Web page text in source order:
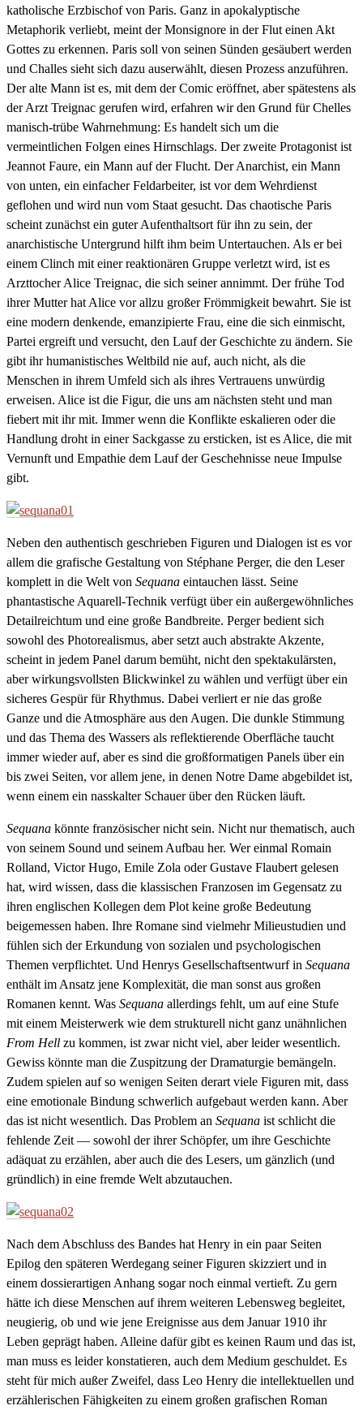
katholische Erzbischof von Paris. Ganz in apokalyptische
Metaphorik verliebt, meint der Monsignore in der Flut einen Akt
Gottes zu erkennen. Paris soll von seinen Sünden gesäubert werden
und Challes sieht sich dazu auserwählt, diesen Prozess anzuführen.
Der alte Mann ist es, mit dem der Comic eröffnet, aber spätestens als
der Arzt Treignac gerufen wird, erfahren wir den Grund für Chelles
manisch-trübe Wahrnehmung: Es handelt sich um die
vermeintlichen Folgen eines Hirnschlags. Der zweite Protagonist ist
Jeannot Faure, ein Mann auf der Flucht. Der Anarchist, ein Mann
von unten, ein einfacher Feldarbeiter, ist vor dem Wehrdienst
geflohen und wird nun vom Staat gesucht. Das chaotische Paris
scheint zunächst ein guter Aufenthaltsort für ihn zu sein, der
anarchistische Untergrund hilft ihm beim Untertauchen. Als er bei
einem Clinch mit einer reaktionären Gruppe verletzt wird, ist es
Arzttocher Alice Treignac, die sich seiner annimmt. Der frühe Tod
ihrer Mutter hat Alice vor allzu großer Frömmigkeit bewahrt. Sie ist
eine modern denkende, emanzipierte Frau, eine die sich einmischt,
Partei ergreift und versucht, den Lauf der Geschichte zu ändern. Sie
gibt ihr humanistisches Weltbild nie auf, auch nicht, als die
Menschen in ihrem Umfeld sich als ihres Vertrauens unwürdig
erweisen. Alice ist die Figur, die uns am nächsten steht und man
fiebert mit ihr mit. Immer wenn die Konflikte eskalieren oder die
Handlung droht in einer Sackgasse zu ersticken, ist es Alice, die mit
Vernunft und Empathie dem Lauf der Geschehnisse neue Impulse
gibt.
Neben den authentisch geschrieben Figuren und Dialogen ist es vor
allem die grafische Gestaltung von Stéphane Perger, die den Leser
komplett in die Welt von Sequana eintauchen lässt. Seine
phantastische Aquarell-Technik verfügt über ein außergewöhnliches
Detailreichtum und eine große Bandbreite. Perger bedient sich
sowohl des Photorealismus, aber setzt auch abstrakte Akzente,
scheint in jedem Panel darum bemüht, nicht den spektakulärsten,
aber wirkungsvollsten Blickwinkel zu wählen und verfügt über ein
sicheres Gespür für Rhythmus. Dabei verliert er nie das große
Ganze und die Atmosphäre aus den Augen. Die dunkle Stimmung
und das Thema des Wassers als reflektierende Oberfläche taucht
immer wieder auf, aber es sind die großformatigen Panels über ein
bis zwei Seiten, vor allem jene, in denen Notre Dame abgebildet ist,
wenn einem ein nasskalter Schauer über den Rücken läuft.
Sequana könnte französischer nicht sein. Nicht nur thematisch, auch
von seinem Sound und seinem Aufbau her. Wer einmal Romain
Rolland, Victor Hugo, Emile Zola oder Gustave Flaubert gelesen
hat, wird wissen, dass die klassischen Franzosen im Gegensatz zu
ihren englischen Kollegen dem Plot keine große Bedeutung
beigemessen haben. Ihre Romane sind vielmehr Milieustudien und
fühlen sich der Erkundung von sozialen und psychologischen
Themen verpflichtet. Und Henrys Gesellschaftsentwurf in Sequana
enthält im Ansatz jene Komplexität, die man sonst aus großen
Romanen kennt. Was Sequana allerdings fehlt, um auf eine Stufe
mit einem Meisterwerk wie dem strukturell nicht ganz unähnlichen
From Hell zu kommen, ist zwar nicht viel, aber leider wesentlich.
Gewiss könnte man die Zuspitzung der Dramaturgie bemängeln.
Zudem spielen auf so wenigen Seiten derart viele Figuren mit, dass
eine emotionale Bindung schwerlich aufgebaut werden kann. Aber
das ist nicht wesentlich. Das Problem an Sequana ist schlicht die
fehlende Zeit — sowohl der ihrer Schöpfer, um ihre Geschichte
adäquat zu erzählen, aber auch die des Lesers, um gänzlich (und
gründlich) in eine fremde Welt abzutauchen.
Nach dem Abschluss des Bandes hat Henry in ein paar Seiten
Epilog den späteren Werdegang seiner Figuren skizziert und in
einem dossierartigen Anhang sogar noch einmal vertieft. Zu gern
hätte ich diese Menschen auf ihrem weiteren Lebensweg begleitet,
neugierig, ob und wie jene Ereignisse aus dem Januar 1910 ihr
Leben geprägt haben. Alleine dafür gibt es keinen Raum und das ist,
man muss es leider konstatieren, auch dem Medium geschuldet. Es
steht für mich außer Zweifel, dass Leo Henry die intellektuellen und
erzählerischen Fähigkeiten zu einem großen grafischen Roman